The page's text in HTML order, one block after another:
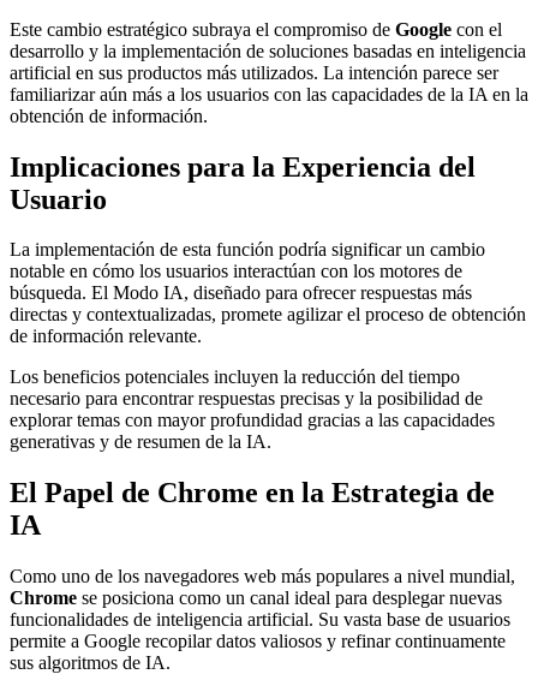
Este cambio estratégico subraya el compromiso de Google con el
desarrollo y la implementación de soluciones basadas en inteligencia
artificial en sus productos más utilizados. La intención parece ser
familiarizar aún más a los usuarios con las capacidades de la IA en la
obtención de información.
Implicaciones para la Experiencia del
Usuario
La implementación de esta función podría significar un cambio
notable en cómo los usuarios interactúan con los motores de
búsqueda. El Modo IA, diseñado para ofrecer respuestas más
directas y contextualizadas, promete agilizar el proceso de obtención
de información relevante.
Los beneficios potenciales incluyen la reducción del tiempo
necesario para encontrar respuestas precisas y la posibilidad de
explorar temas con mayor profundidad gracias a las capacidades
generativas y de resumen de la IA.
El Papel de Chrome en la Estrategia de
IA
Como uno de los navegadores web más populares a nivel mundial,
Chrome se posiciona como un canal ideal para desplegar nuevas
funcionalidades de inteligencia artificial. Su vasta base de usuarios
permite a Google recopilar datos valiosos y refinar continuamente
sus algoritmos de IA.